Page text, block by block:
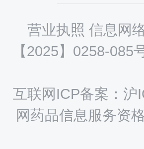
营业执照 信息网
【2025】0258-085
互联网ICP备案：沪
网药品信息服务资